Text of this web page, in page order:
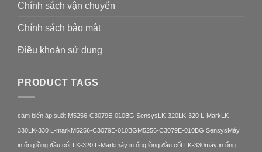
Chính sách vận chuyển
Chính sách bảo mật
Điều khoản sử dung
PRODUCT TAGS
cảm biến áp suất M5256-C3079E-010BG SensysLK-320LK-320 L-MarkLK-
330LK-330 L-markM5256-C3079E-010BGM5256-C3079E-010BG SensysMáy
in ống lồng đầu cốt LK-320 L-Markmáy in ống lồng đầu cốt LK-330máy in ống